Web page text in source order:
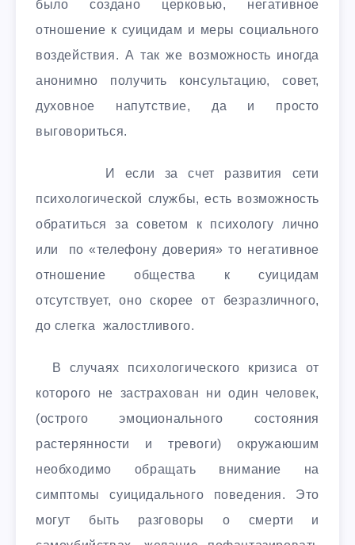
было создано церковью, негативное
отношение к суицидам и меры социального
воздействия. А так же возможность иногда
анонимно получить консультацию, совет,
духовное напутствие, да и просто
выговориться.
И если за счет развития сети
психологической службы, есть возможность
обратиться за советом к психологу лично
или по «телефону доверия» то негативное
отношение общества к суицидам
отсутствует, оно скорее от безразличного,
до слегка жалостливого.
В случаях психологического кризиса от
которого не застрахован ни один человек,
(острого эмоционального состояния
растерянности и тревоги) окружаюшим
необходимо обращать внимание на
симптомы суицидального поведения. Это
могут быть разговоры о смерти и